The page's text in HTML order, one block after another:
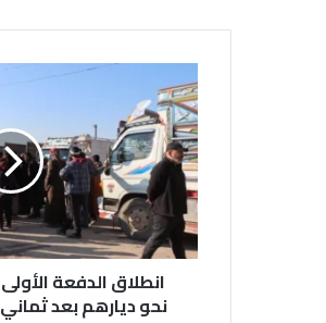
الدفعة
الأولى
من
مهجّري
عفرين
نحو
ديارهم
بعد
سنوات
انطلاق الدفعة
نحو ديارهم بعد